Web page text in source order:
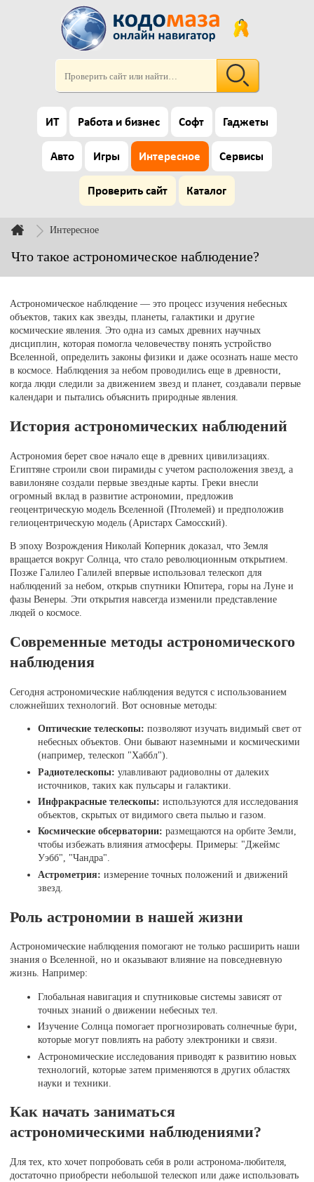
ИТ Работа и бизнес Софт Гаджеты
Авто Игры Интересное Сервисы
Проверить сайт Каталог
Интересное
Что такое астрономическое наблюдение?
Астрономическое наблюдение — это процесс изучения небесных
объектов, таких как звезды, планеты, галактики и другие
космические явления. Это одна из самых древних научных
дисциплин, которая помогла человечеству понять устройство
Вселенной, определить законы физики и даже осознать наше место
в космосе. Наблюдения за небом проводились еще в древности,
когда люди следили за движением звезд и планет, создавали первые
календари и пытались объяснить природные явления.
История астрономических наблюдений
Астрономия берет свое начало еще в древних цивилизациях.
Египтяне строили свои пирамиды с учетом расположения звезд, а
вавилоняне создали первые звездные карты. Греки внесли
огромный вклад в развитие астрономии, предложив
геоцентрическую модель Вселенной (Птолемей) и предположив
гелиоцентрическую модель (Аристарх Самосский).
В эпоху Возрождения Николай Коперник доказал, что Земля
вращается вокруг Солнца, что стало революционным открытием.
Позже Галилео Галилей впервые использовал телескоп для
наблюдений за небом, открыв спутники Юпитера, горы на Луне и
фазы Венеры. Эти открытия навсегда изменили представление
людей о космосе.
Современные методы астрономического
наблюдения
Сегодня астрономические наблюдения ведутся с использованием
сложнейших технологий. Вот основные методы:
Оптические телескопы: позволяют изучать видимый свет от
небесных объектов. Они бывают наземными и космическими
(например, телескоп "Хаббл").
Радиотелескопы: улавливают радиоволны от далеких
источников, таких как пульсары и галактики.
Инфракрасные телескопы: используются для исследования
объектов, скрытых от видимого света пылью и газом.
Космические обсерватории: размещаются на орбите Земли,
чтобы избежать влияния атмосферы. Примеры: "Джеймс
Уэбб", "Чандра".
Астрометрия: измерение точных положений и движений
звезд.
Роль астрономии в нашей жизни
Астрономические наблюдения помогают не только расширить наши
знания о Вселенной, но и оказывают влияние на повседневную
жизнь. Например:
Глобальная навигация и спутниковые системы зависят от
точных знаний о движении небесных тел.
Изучение Солнца помогает прогнозировать солнечные бури,
которые могут повлиять на работу электроники и связи.
Астрономические исследования приводят к развитию новых
технологий, которые затем применяются в других областях
науки и техники.
Как начать заниматься
астрономическими наблюдениями?
Для тех, кто хочет попробовать себя в роли астронома-любителя,
достаточно приобрести небольшой телескоп или даже использовать